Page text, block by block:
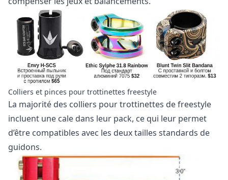
Colliers et pinces pour trottinettes freestyle
La majorité des colliers pour trottinettes de freestyle
incluent une cale dans leur pack, ce qui leur permet
d’être compatibles avec les deux tailles standards de
guidons.